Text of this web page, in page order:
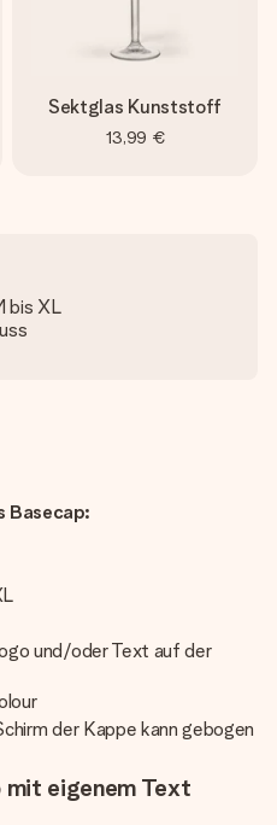
Sektglas Kunststoff
13,99 €
bis XL
Basecap:
und/oder Text auf der
der Kappe kann gebogen
mit eigenem Text